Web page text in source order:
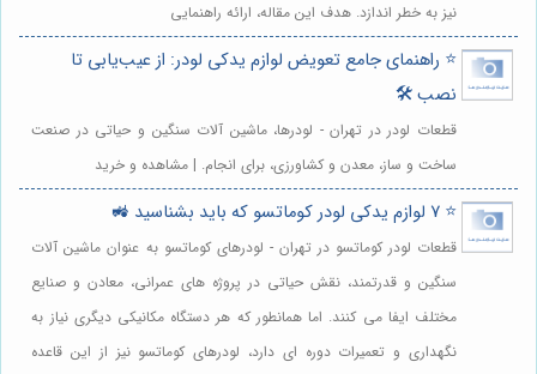
نیز به خطر اندازد. هدف این مقاله، ارائه راهنمایی
⭐️ راهنمای جامع تعویض لوازم یدکی لودر: از عیب‌یابی تا
نصب 🛠️
قطعات لودر در تهران - لودرها، ماشین آلات سنگین و حیاتی در صنعت
ساخت و ساز، معدن و کشاورزی، برای انجام. | مشاهده و خرید
⭐️ 7 لوازم یدکی لودر کوماتسو که باید بشناسید 🚜
قطعات لودر کوماتسو در تهران - لودرهای کوماتسو به عنوان ماشین آلات
سنگین و قدرتمند، نقش حیاتی در پروژه های عمرانی، معادن و صنایع
مختلف ایفا می کنند. اما همانطور که هر دستگاه مکانیکی دیگری نیاز به
نگهداری و تعمیرات دوره ای دارد، لودرهای کوماتسو نیز از این قاعده